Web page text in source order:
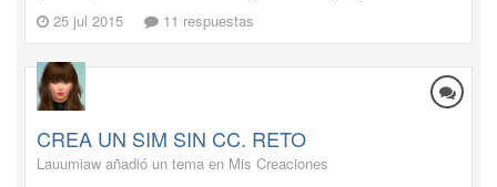
25 jul 2015
11 respuestas
CREA UN SIM SIN CC. RETO
Lauumiaw añadió un tema en Mis Creaciones